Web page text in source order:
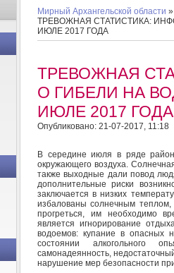
Мирный Архангельской области »
ТРЕВОЖНАЯ СТАТИСТИКА:
ИЮЛЕ 2017 ГОДА
ТРЕВОЖНАЯ
О ГИБЕЛИ НА
ИЮЛЕ 2017 ГОДА
Опубликовано: 21-07-2017, 11:18
В середине июля в ряде
окружающего воздуха.
также выходные дали повод
дополнительные риски
заключается в низких
избалованы солнечным
прогреться, им необходимо
является игнорирование
водоемов: купание в опасных
состоянии алкогольного
самонадеянность,
нарушение мер безопасности